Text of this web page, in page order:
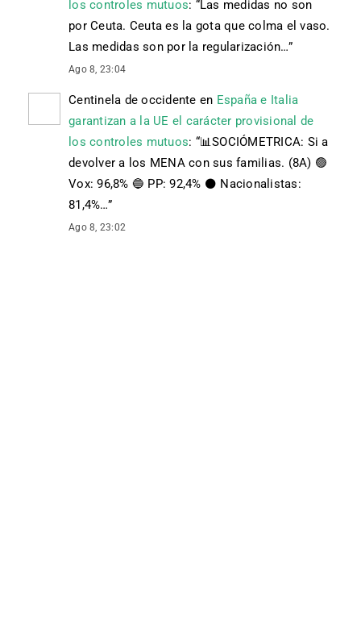
los controles mutuos: “Las medidas no son
por Ceuta. Ceuta es la gota que colma el vaso.
Las medidas son por la regularización…”
Ago 8, 23:04
Centinela de occidente en España e Italia
garantizan a la UE el carácter provisional de
los controles mutuos: “📊SOCIÓMETRICA: Si a
devolver a los MENA con sus familias. (8A) 🟢
Vox: 96,8% 🔵 PP: 92,4% ⚫️ Nacionalistas:
81,4%…”
Ago 8, 23:02